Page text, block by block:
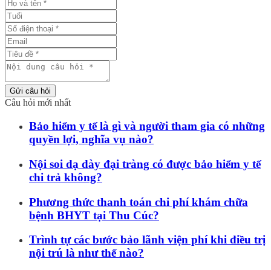
Gửi câu hỏi
Câu hỏi mới nhất
Bảo hiểm y tế là gì và người tham gia có những
quyền lợi, nghĩa vụ nào?
Nội soi dạ dày đại tràng có được bảo hiểm y tế
chi trả không?
Phương thức thanh toán chi phí khám chữa
bệnh BHYT tại Thu Cúc?
Trình tự các bước bảo lãnh viện phí khi điều trị
nội trú là như thế nào?